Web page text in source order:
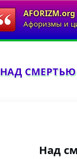
AFORIZM.org
Афоризмы и
НАД СМЕРТЬЮ
Над